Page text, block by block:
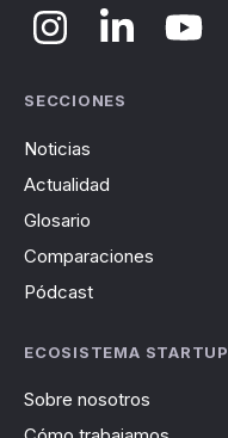
SECCIONES
Noticias
Actualidad
Glosario
Comparaciones
Pódcast
ECOSISTEMA STARTUP
Sobre nosotros